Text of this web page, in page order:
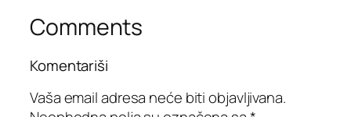
Comments
Komentariši
Vaša email adresa neće biti objavljivana.